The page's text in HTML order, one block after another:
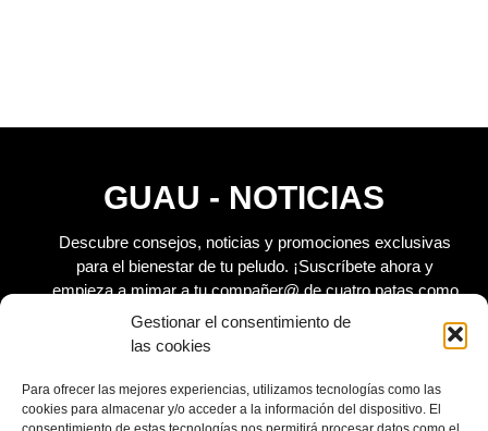
Gestionar el consentimiento de
las cookies
Para ofrecer las mejores experiencias, utilizamos tecnologías como las
cookies para almacenar y/o acceder a la información del dispositivo. El
GUAU - NOTICIAS
Descubre consejos, noticias y promociones exclusivas
para el bienestar de tu peludo. ¡Suscríbete ahora y
empieza a mimar a tu compañer@ de cuatro patas como
se merece!